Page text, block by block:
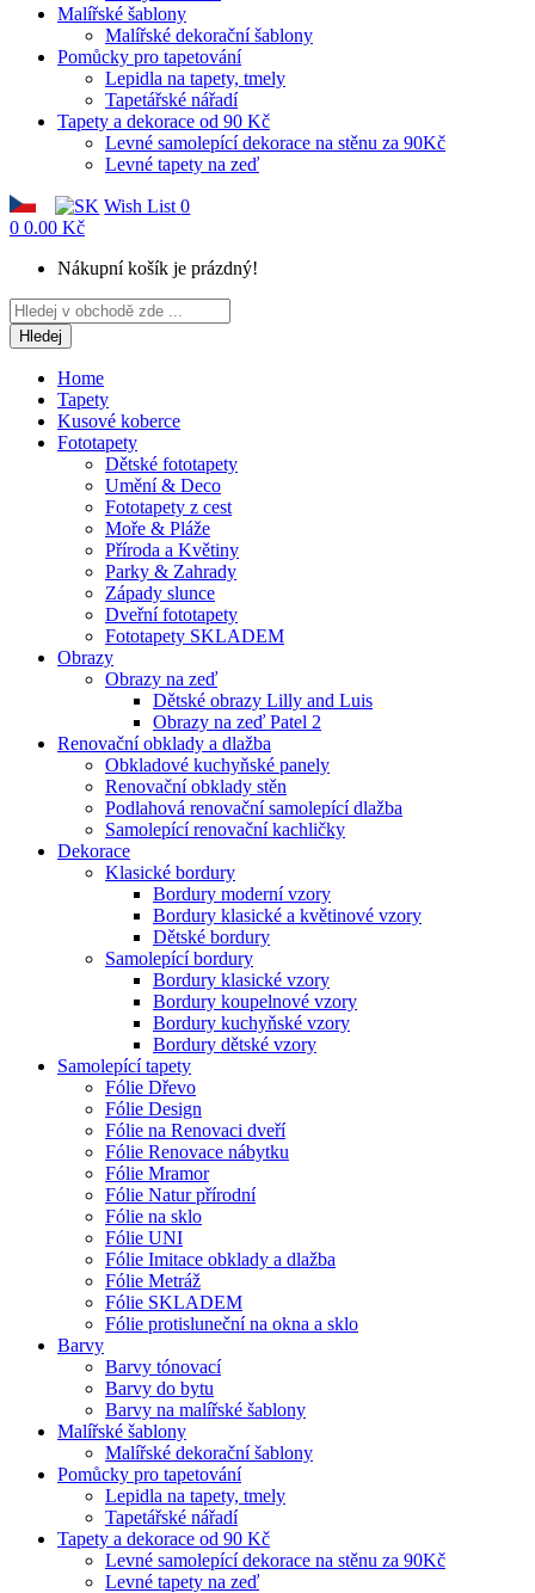
Malířské šablony
Malířské dekorační šablony
Pomůcky pro tapetování
Lepidla na tapety, tmely
Tapetářské nářadí
Tapety a dekorace od 90 Kč
Levné samolepící dekorace na stěnu za 90Kč
Levné tapety na zeď
Wish List 0
0 0.00 Kč
Nákupní košík je prázdný!
Hledej
Home
Tapety
Kusové koberce
Fototapety
Dětské fototapety
Umění & Deco
Fototapety z cest
Moře & Pláže
Příroda a Květiny
Parky & Zahrady
Západy slunce
Dveřní fototapety
Fototapety SKLADEM
Obrazy
Obrazy na zeď
Dětské obrazy Lilly and Luis
Obrazy na zeď Patel 2
Renovační obklady a dlažba
Obkladové kuchyňské panely
Renovační obklady stěn
Podlahová renovační samolepící dlažba
Samolepící renovační kachličky
Dekorace
Klasické bordury
Bordury moderní vzory
Bordury klasické a květinové vzory
Dětské bordury
Samolepící bordury
Bordury klasické vzory
Bordury koupelnové vzory
Bordury kuchyňské vzory
Bordury dětské vzory
Samolepící tapety
Fólie Dřevo
Fólie Design
Fólie na Renovaci dveří
Fólie Renovace nábytku
Fólie Mramor
Fólie Natur přírodní
Fólie na sklo
Fólie UNI
Fólie Imitace obklady a dlažba
Fólie Metráž
Fólie SKLADEM
Fólie protisluneční na okna a sklo
Barvy
Barvy tónovací
Barvy do bytu
Barvy na malířské šablony
Malířské šablony
Malířské dekorační šablony
Pomůcky pro tapetování
Lepidla na tapety, tmely
Tapetářské nářadí
Tapety a dekorace od 90 Kč
Levné samolepící dekorace na stěnu za 90Kč
Levné tapety na zeď